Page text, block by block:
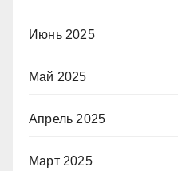
Июнь 2025
Май 2025
Апрель 2025
Март 2025